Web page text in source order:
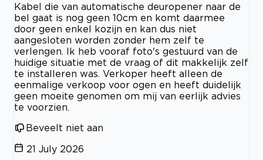
Kabel die van automatische deuropener naar de
bel gaat is nog geen 10cm en komt daarmee
door geen enkel kozijn en kan dus niet
aangesloten worden zonder hem zelf te
verlengen. Ik heb vooraf foto's gestuurd van de
huidige situatie met de vraag of dit makkelijk zelf
te installeren was. Verkoper heeft alleen de
eenmalige verkoop voor ogen en heeft duidelijk
geen moeite genomen om mij van eerlijk advies
te voorzien.
Beveelt niet aan
21 July 2026